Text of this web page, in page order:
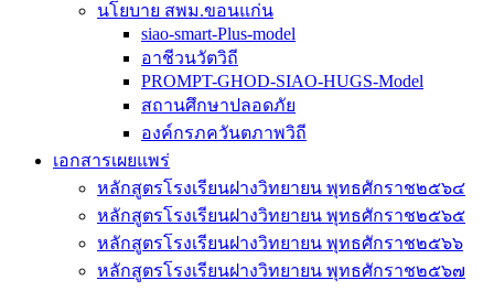
นโยบาย สพม.ขอนแก่น
siao-smart-Plus-model
อาชีวนวัตวิถี
PROMPT-GHOD-SIAO-HUGS-Model
สถานศึกษาปลอดภัย
องค์กรภควันตภาพวิถี
เอกสารเผยแพร่
หลักสูตรโรงเรียนฝางวิทยายน พุทธศักราช๒๕๖๔
หลักสูตรโรงเรียนฝางวิทยายน พุทธศักราช๒๕๖๕
หลักสูตรโรงเรียนฝางวิทยายน พุทธศักราช๒๕๖๖
หลักสูตรโรงเรียนฝางวิทยายน พุทธศักราช๒๕๖๗